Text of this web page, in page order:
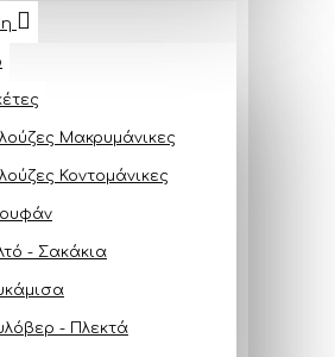
Mακρυμάνικες
Κοντομάνικες
- Σακάκια
- Πλεκτά